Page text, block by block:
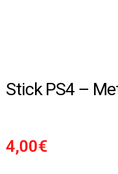
Stick PS4 –
4,00€